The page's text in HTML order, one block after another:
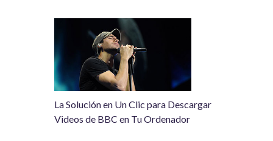
La Solución en Un Clic para Descargar
Videos de BBC en Tu Ordenador